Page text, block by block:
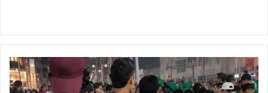
Difunden
nuevo
video